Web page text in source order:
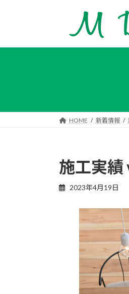
プ
動
HOME 新着情報
施工実績
2023年4月19日